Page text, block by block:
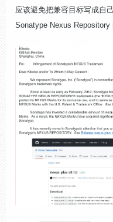
应该避免把兼容目标写成自
Sonatype Nexus Repository